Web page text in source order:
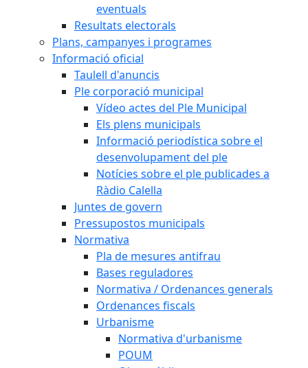
eventuals
Resultats electorals
Plans, campanyes i programes
Informació oficial
Taulell d'anuncis
Ple corporació municipal
Vídeo actes del Ple Municipal
Els plens municipals
Informació periodística sobre el
desenvolupament del ple
Notícies sobre el ple publicades a
Ràdio Calella
Juntes de govern
Pressupostos municipals
Normativa
Pla de mesures antifrau
Bases reguladores
Normativa / Ordenances generals
Ordenances fiscals
Urbanisme
Normativa d'urbanisme
POUM